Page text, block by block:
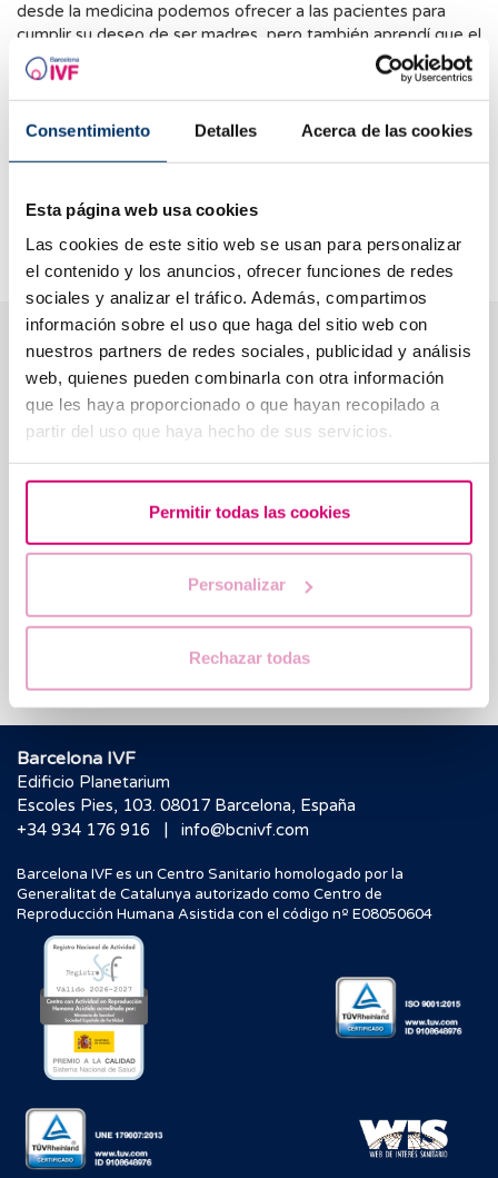
Consentimiento Detalles Acerca de las cookies
Esta página web usa cookies
Las cookies de este sitio web se usan para personalizar
el contenido y los anuncios, ofrecer funciones de redes
sociales y analizar el tráfico. Además, compartimos
información sobre el uso que haga del sitio web con
nuestros partners de redes sociales, publicidad y análisis
web, quienes pueden combinarla con otra información
que les haya proporcionado o que hayan recopilado a
partir del uso que haya hecho de sus servicios.
Permitir todas las cookies
Personalizar
Rechazar todas
desde la medicina podemos ofrecer a las pacientes para
cumplir su deseo de ser madres, pero también aprendí que el
trato humano y la cercanía con los pacientes en esta
especialidad son fundamentales.
Poder trabajar cada día acompañando en este proceso es un
Cada caso es único y gracias a contar con un gran equipo
podemos ofrecer una experiencia personalizada a nuestras
pacientes.
Opiniones reales de nuestros pacientes
★★★★★4,5· 559 reseñas en Google
★★★★★
Llegamos a la clínica recomendados por
el Dr. Rodríguez, y cuánto se lo
agradezco! En concreto fuimos por la
explicó que tratamiento era mejor para
nosotros y así hicimos una fiv…
Merce
Reseña de Google
las…
Barcelona IVF
Edificio Planetarium
Escoles Pies, 103. 08017 Barcelona, España
+34 934 176 916
| info@bcnivf.com
Barcelona IVF es un Centro Sanitario homologado por la
Generalitat de Catalunya autorizado como Centro de
Reproducción Humana Asistida con el código nº E08050604